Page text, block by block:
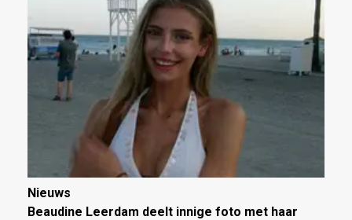
Nieuws
Beaudine Leerdam deelt innige foto met haar